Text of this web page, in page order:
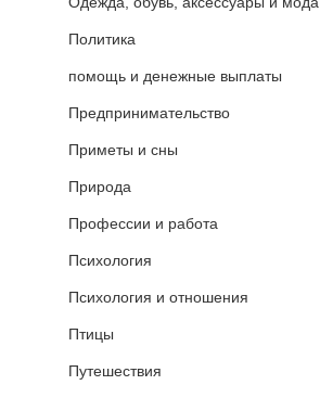
Политика
помощь и денежные выплаты
Предпринимательство
Приметы и сны
Природа
Профессии и работа
Психология
Психология и отношения
Птицы
Путешествия